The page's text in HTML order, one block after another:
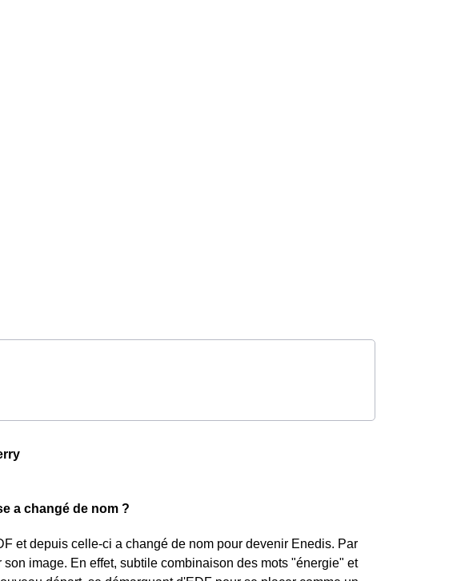
a changé de nom ?
et depuis celle-ci a changé de nom pour devenir Enedis. Par
image. En effet, subtile combinaison des mots "énergie" et